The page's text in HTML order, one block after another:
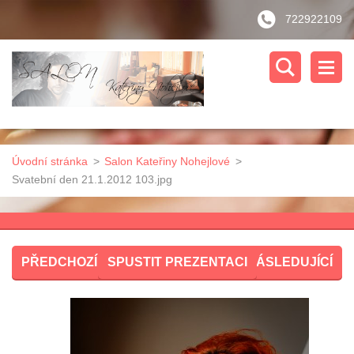
722922109
Úvodní stránka > Salon Kateřiny Nohejlové >
Svatební den 21.1.2012 103.jpg
PŘEDCHOZÍ SPUSTIT PREZENTACI NÁSLEDUJÍCÍ